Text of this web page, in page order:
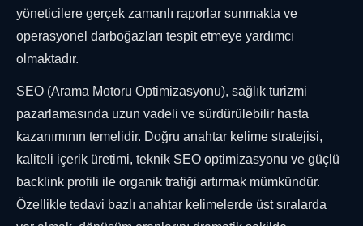
yöneticilere gerçek zamanlı raporlar sunmakta ve
operasyonel darboğazları tespit etmeye yardımcı
olmaktadır.
SEO (Arama Motoru Optimizasyonu), sağlık turizmi
pazarlamasında uzun vadeli ve sürdürülebilir hasta
kazanımının temelidir. Doğru anahtar kelime stratejisi,
kaliteli içerik üretimi, teknik SEO optimizasyonu ve güçlü
backlink profili ile organik trafiği artırmak mümkündür.
Özellikle tedavi bazlı anahtar kelimelerde üst sıralarda